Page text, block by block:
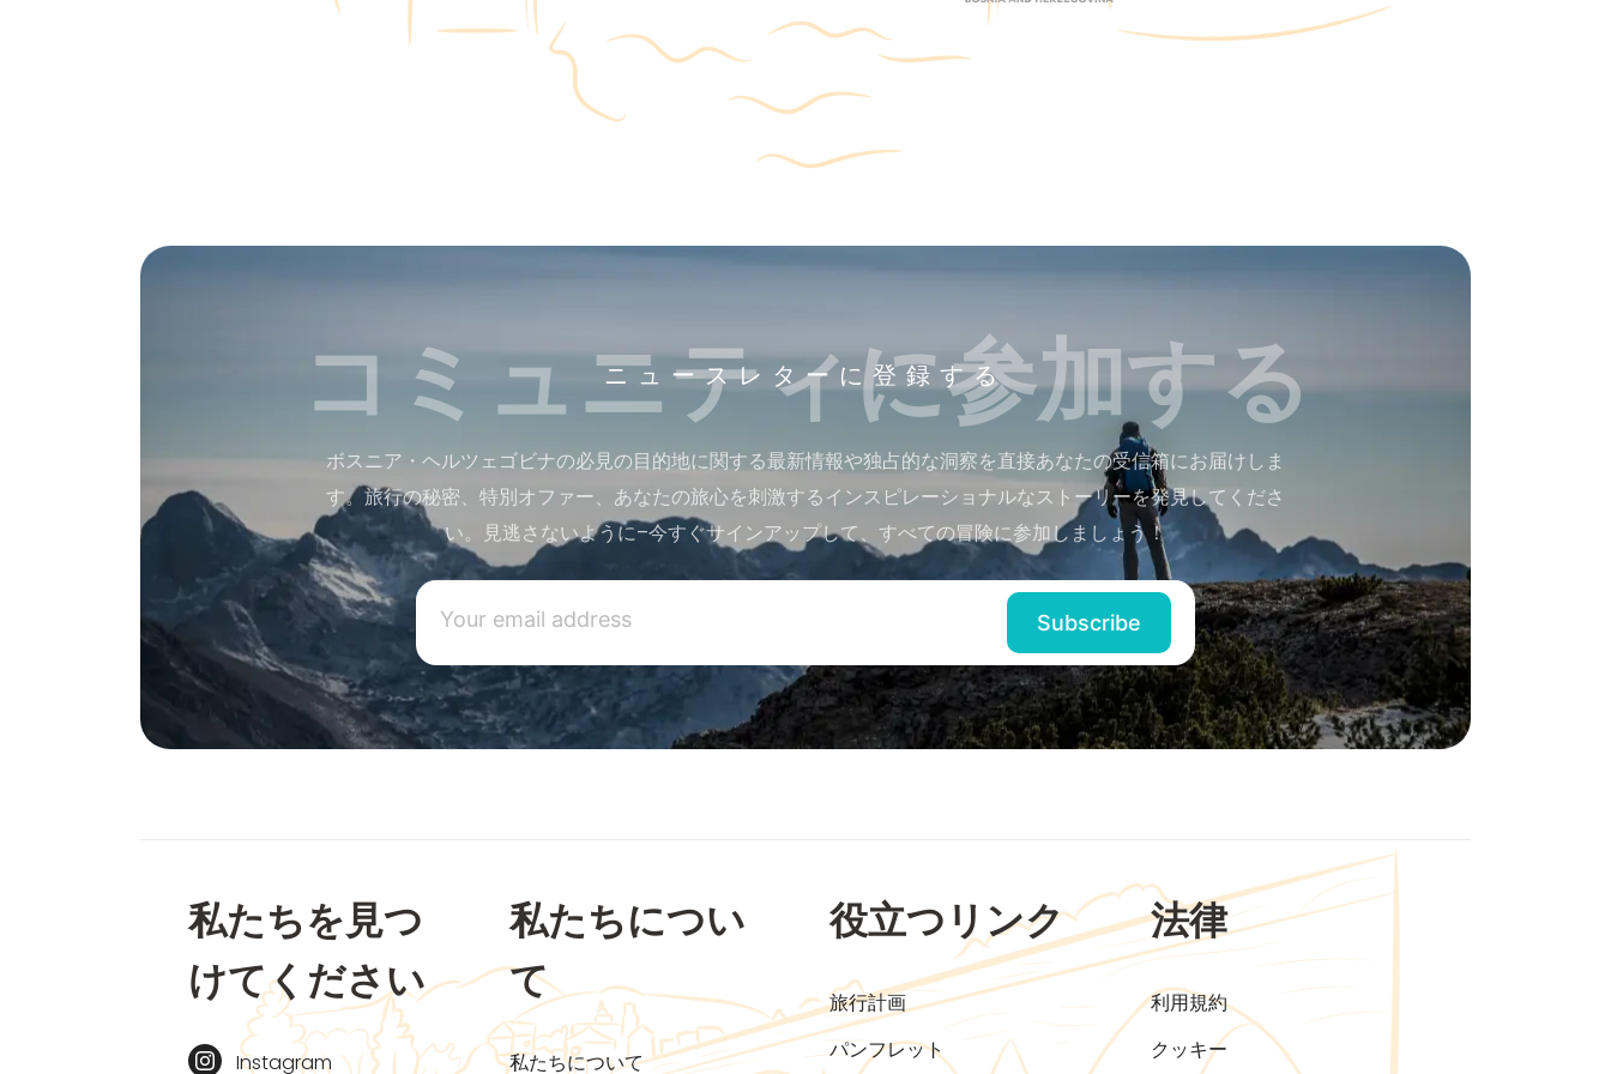
ニュースレターに登録する
コミュニティに参加する
ボスニア・ヘルツェゴビナの必見の目的地に関する最新情報や独占的な洞察を直接あなたの受信箱にお届けしま
す。旅行の秘密、特別オファー、あなたの旅心を刺激するインスピレーショナルなストーリーを発見してくださ
い。見逃さないように–今すぐサインアップして、すべての冒険に参加しましょう！
私たちを見つ
けてください
Instagram
私たちについ
て
私たちについて
役立つリンク
旅行計画
パンフレット
法律
利用規約
クッキー